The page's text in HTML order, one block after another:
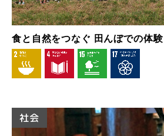
食と自然をつなぐ 田んぼでの体験
社会